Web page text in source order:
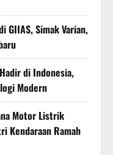
GIIAS, Simak Varian,
di Indonesia,
Modern
Motor Listrik
Kendaraan Ramah